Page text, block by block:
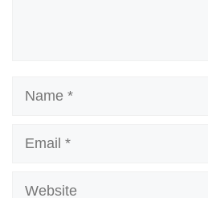
Name
Email
Website